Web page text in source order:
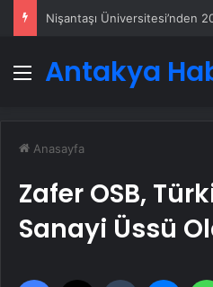
Menü
Antakya
Anasayfa
Zafer OSB,
Sanayi Üssü
Facebook Tumblr